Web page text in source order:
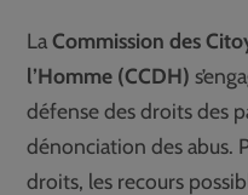
LaCommission des
l’Homme (CCDH)
défense des droits des
dénonciation des abus.
droits, les recours